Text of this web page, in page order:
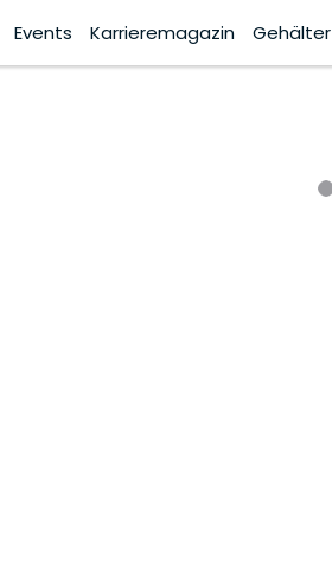
Events Karrieremagazin Gehälter